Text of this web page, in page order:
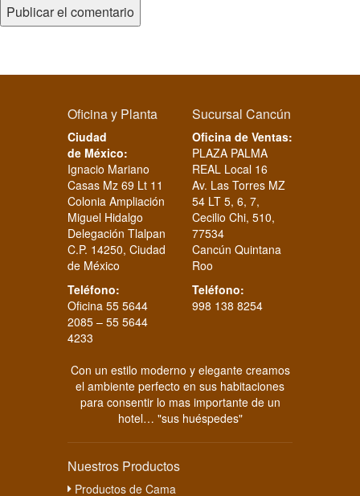
Oficina y Planta
Ciudad
de México:
Ignacio Mariano
Casas Mz 69 Lt 11
Colonia Ampliación
Miguel Hidalgo
Delegación Tlalpan
C.P. 14250, Ciudad
de México
Teléfono:
Oficina 55 5644
2085 – 55 5644
4233
Sucursal Cancún
Oficina de Ventas:
PLAZA PALMA
REAL Local 16
Av. Las Torres MZ
54 LT 5, 6, 7,
Cecilio Chi, 510,
77534
Cancún Quintana
Roo
Teléfono:
998 138 8254
Con un estilo moderno y elegante creamos
el ambiente perfecto en sus habitaciones
para consentir lo mas importante de un
hotel… "sus huéspedes"
Nuestros Productos
Productos de Cama